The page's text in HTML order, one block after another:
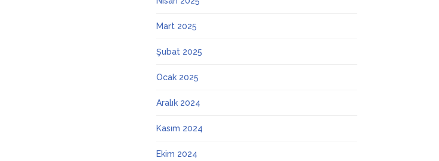
Mart 2025
Şubat 2025
Ocak 2025
Aralık 2024
Kasım 2024
Ekim 2024